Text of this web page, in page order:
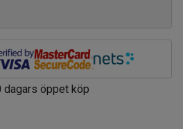
dagars öppet köp